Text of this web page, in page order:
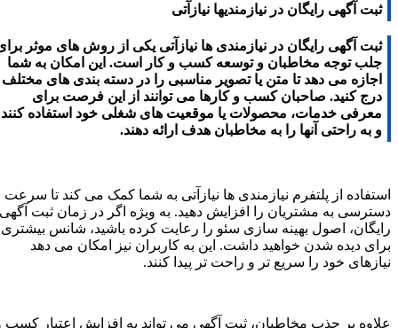
ثبت آگهی رایگان در نیازمندیها نیازآتی
ثبت آگهی رایگان در نیازمندی ها نیازآتی یکی از روش های موثر برای
جلب توجه مخاطبان و توسعه کسب و کار است. این امکان به شما
اجازه می دهد تا متن یا تصویر مناسبی را در دسته بندی های مختلف
درج کنید. صاحبان کسب و کارها می توانند از این فرصت برای
معرفی خدمات، محصولات یا موقعیت های شغلی خود استفاده کنند
و به راحتی آنها را به مخاطبان هدف ارائه دهند.
استفاده از پلتفرم نیازمندی ها نیازآتی به شما کمک می کند تا سرعت
دسترسی به مشتریان را افزایش دهید. به ویژه اگر در زمان ثبت آگهی
رایگان، اصول بهینه سازی سئو را رعایت کرده باشید، شانس بیشتری
برای دیده شدن خواهید داشت. این به کاربران نیز امکان می دهد
نیازهای خود را سریع تر و راحت تر پیدا کنند.
علاوه بر جذب مخاطبان، ثبت آگهی می تواند به افزایش اعتبار کسب و